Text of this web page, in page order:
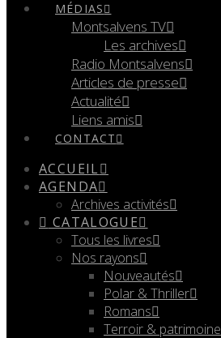
MÉDIAS
Montsalvens TV
Les archives
Radio Montsalvens
Articles de presse
Actualité
Liens amis
CONTACT
ACCUEIL
AGENDA
Archives activités
CATALOGUE
Tous les livres
Nos rayons
Nouveautés
Polar & Thriller
Romans
Terroir & patrimoine